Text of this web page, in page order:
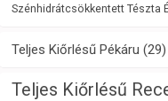
Szénhidrátcsökkentett Tészta
Teljes Kiőrlésű Pékáru (29)
Teljes Kiőrlésű